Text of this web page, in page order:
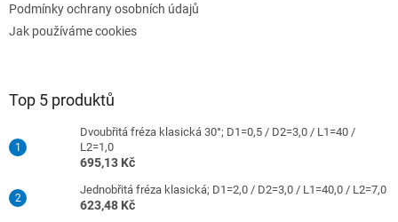
Podmínky ochrany osobních údajů
Jak používáme cookies
Top 5 produktů
Dvoubřitá fréza klasická 30°; D1=0,5 / D2=3,0 / L1=40 /
L2=1,0
695,13 Kč
Jednobřitá fréza klasická; D1=2,0 / D2=3,0 / L1=40,0 / L2=7,0
623,48 Kč